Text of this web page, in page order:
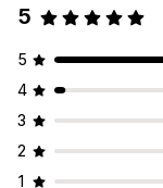
5
5
4
3
2
1